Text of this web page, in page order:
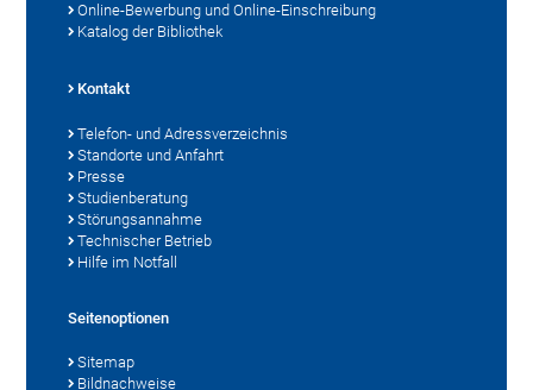
Online-Bewerbung und Online-Einschreibung
Katalog der Bibliothek
Kontakt
Telefon- und Adressverzeichnis
Standorte und Anfahrt
Presse
Studienberatung
Störungsannahme
Technischer Betrieb
Hilfe im Notfall
Seitenoptionen
Sitemap
Bildnachweise